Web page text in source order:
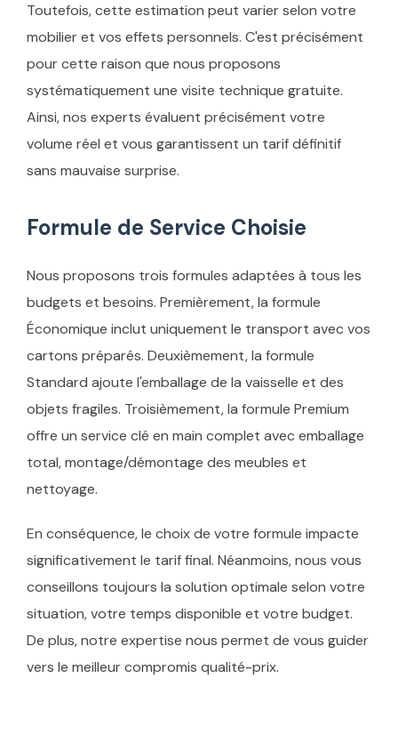
Toutefois, cette estimation peut varier selon votre
mobilier et vos effets personnels. C'est précisément
pour cette raison que nous proposons
systématiquement une visite technique gratuite.
Ainsi, nos experts évaluent précisément votre
volume réel et vous garantissent un tarif définitif
sans mauvaise surprise.
Formule de Service Choisie
Nous proposons trois formules adaptées à tous les
budgets et besoins. Premièrement, la formule
Économique inclut uniquement le transport avec vos
cartons préparés. Deuxièmement, la formule
Standard ajoute l'emballage de la vaisselle et des
objets fragiles. Troisièmement, la formule Premium
offre un service clé en main complet avec emballage
total, montage/démontage des meubles et
nettoyage.
En conséquence, le choix de votre formule impacte
significativement le tarif final. Néanmoins, nous vous
conseillons toujours la solution optimale selon votre
situation, votre temps disponible et votre budget.
De plus, notre expertise nous permet de vous guider
vers le meilleur compromis qualité-prix.